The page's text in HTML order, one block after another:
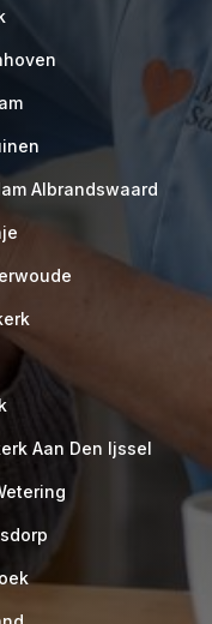
M
Albrandswaard
Aan Den Ijssel